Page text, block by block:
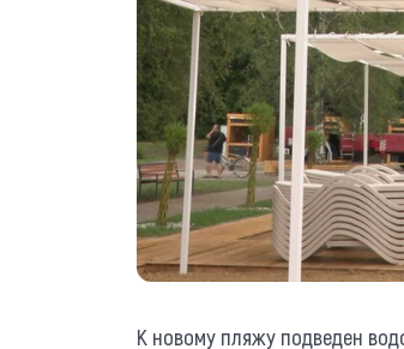
К новому пляжу подведен